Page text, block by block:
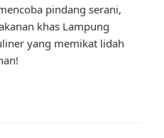
pindang serani,
khas Lampung
yang memikat lidah